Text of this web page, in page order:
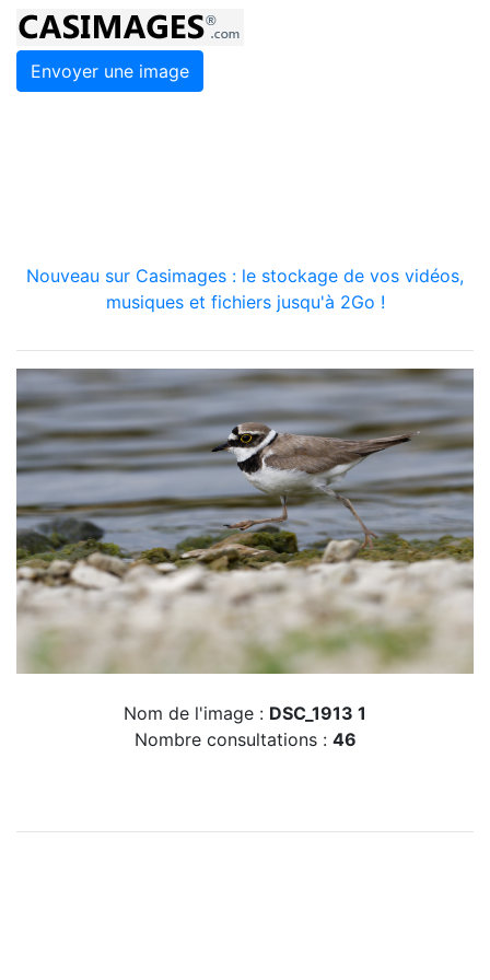
Envoyer une image
Nouveau sur Casimages : le stockage de vos vidéos,
musiques et fichiers jusqu'à 2Go !
Nom de l'image : DSC_1913 1
Nombre consultations : 46